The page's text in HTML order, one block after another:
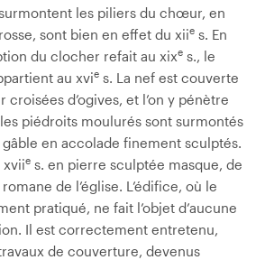
les piliers du chœur, en
sont bien en effet du xiie s. En
du clocher refait au xixe s., le
au xvie s. La nef est couverte
croisées d’ogives, et l’on y pénètre
piédroits moulurés sont surmontés
gâble en accolade finement sculptés.
xviie s. en pierre sculptée masque, de
de l’église. L’édifice, où le
pratiqué, ne fait l’objet d’aucune
Il est correctement entretenu,
de couverture, devenus